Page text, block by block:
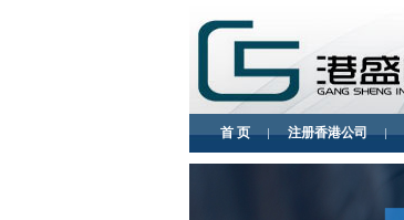
首 页 注册香港公司